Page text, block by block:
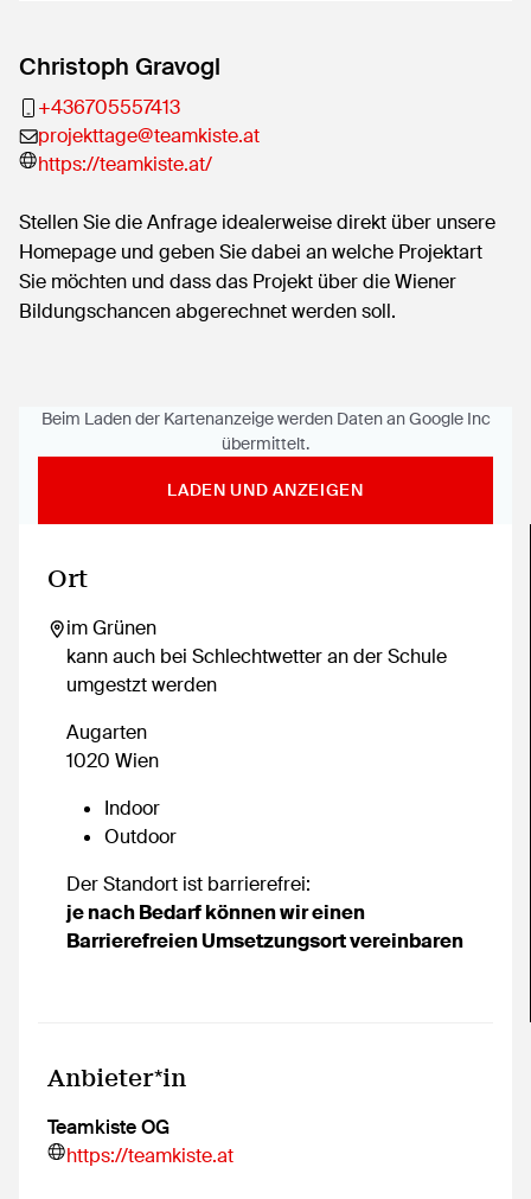
Christoph Gravogl
+436705557413
projekttage@teamkiste.at
https://teamkiste.at/
Stellen Sie die Anfrage idealerweise direkt über unsere
Homepage und geben Sie dabei an welche Projektart
Sie möchten und dass das Projekt über die Wiener
Bildungschancen abgerechnet werden soll.
Beim Laden der Kartenanzeige werden Daten an Google Inc
übermittelt.
LADEN UND ANZEIGEN
Ort
im Grünen
kann auch bei Schlechtwetter an der Schule
umgestzt werden
Augarten
1020 Wien
Indoor
Outdoor
Der Standort ist barrierefrei:
je nach Bedarf können wir einen
Barrierefreien Umsetzungsort vereinbaren
Anbieter*in
Teamkiste OG
https://teamkiste.at